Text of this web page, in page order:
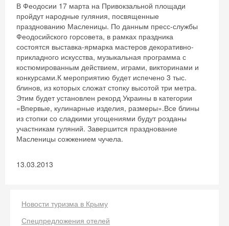
В Феодосии 17 марта на Привокзальной площади
пройдут народные гуляния, посвященные
празднованию Масленицы. По данным пресс-службы
Феодосийского горсовета, в рамках праздника
состоятся выставка-ярмарка мастеров декоративно-
прикладного искусства, музыкальная программа с
костюмированным действием, играми, викторинами и
конкурсами.К мероприятию будет испечено 3 тыс.
блинов, из которых сложат стопку высотой три метра.
Этим будет установлен рекорд Украины в категории
«Впервые, кулинарные изделия, размеры».Все блины
из стопки со сладкими угощениями будут розданы
участникам гуляний. Завершится празднование
Масленицы сожжением чучела.
13.03.2013
Новости туризма в Крыму
Спецпредложения отелей